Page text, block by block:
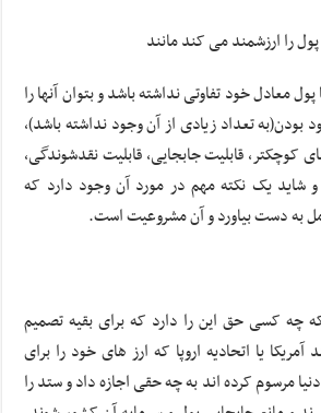
را ارزشمند می کند مانند
معادل خود تفاوتی نداشته باشد و بتوان آنها را
بودن(به تعداد زیادی از آن وجود نداشته باشد)،
کوچکتر، قابلیت جابجایی، قابلیت نقدشوندگی،
شاید یک نکته مهم در مورد آن وجود دارد که
به دست بیاورد و آن مشروعیت است.
چه کسی حق این را دارد که برای بقیه تصمیم
یا اتحادیه اروپا که ارز های خود را برای
مرسوم کرده اند به چه حقی اجازه داد و ستد را